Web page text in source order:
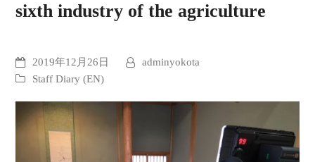
sixth industry of the agriculture
2019年12月26日
adminyokota
Staff Diary (EN)